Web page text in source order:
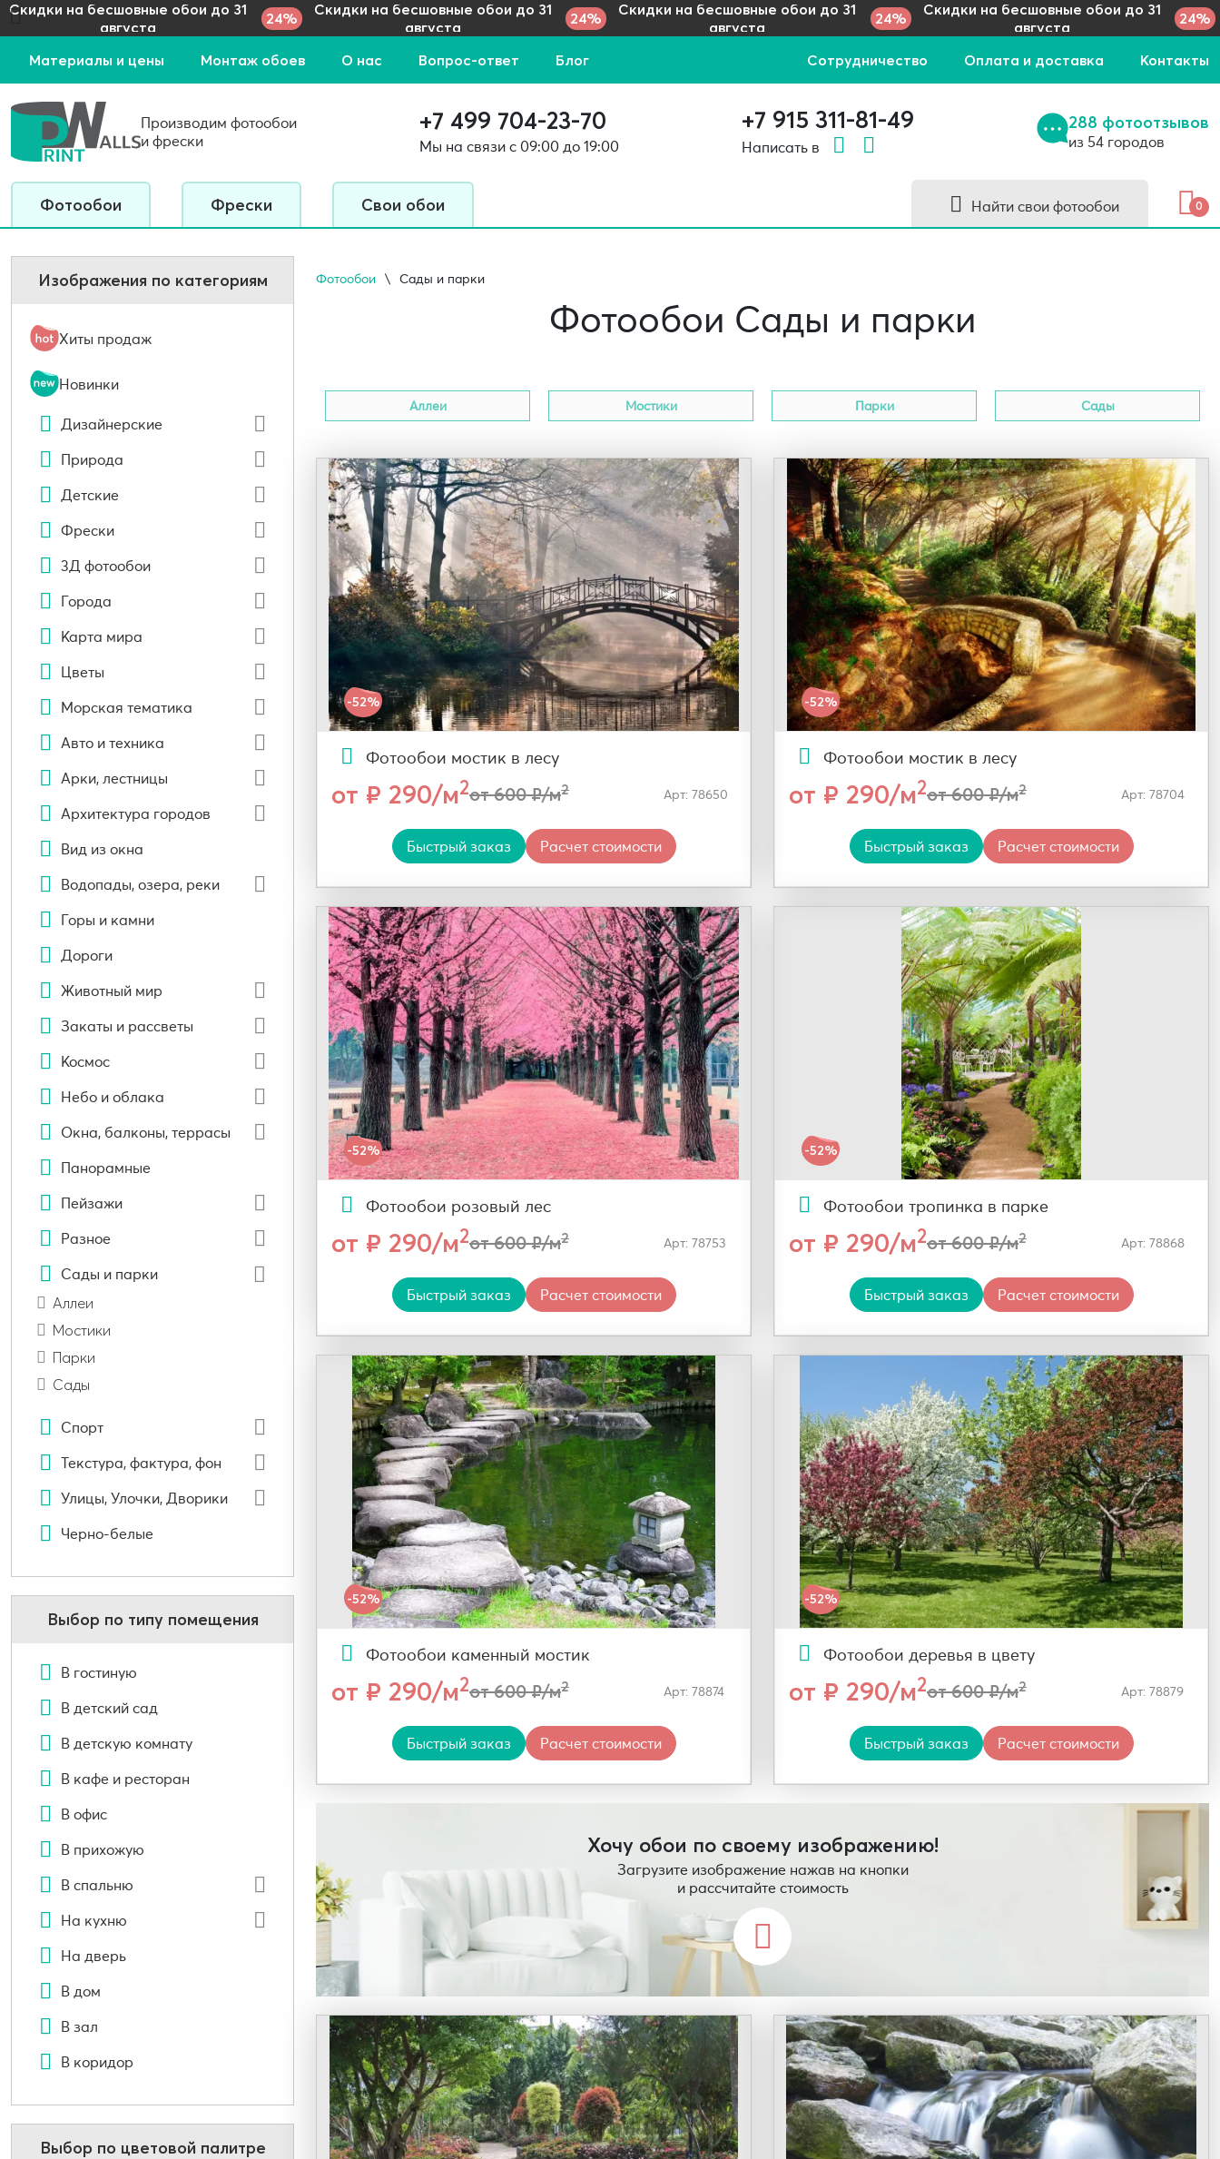
Скидки на бесшовные обои до 31
августа
24%
Скидки на бесшовные обои до 31
августа
24%
Скидки на бесшовные обои до 31
августа
24%
Скидки на бесшовные обои до 31
августа
24%
Материалы и цены Монтаж обоев О нас Вопрос-ответ Блог Сотрудничество Оплата и доставка Контакты
Производим фотообои
и фрески
+7 499 704-23-70
Мы на связи с 09:00 до 19:00
+7 915 311-81-49
Написать в
288 фотоотзывов
из 54 городов
Фотообои Фрески Свои обои Найти свои фотообои 0
Изображения по категориям
Хиты продаж
Новинки
Дизайнерские
Природа
Детские
Фрески
3Д фотообои
Города
Карта мира
Цветы
Морская тематика
Авто и техника
Арки, лестницы
Архитектура городов
Вид из окна
Водопады, озера, реки
Горы и камни
Дороги
Животный мир
Закаты и рассветы
Космос
Небо и облака
Окна, балконы, террасы
Панорамные
Пейзажи
Разное
Сады и парки
Аллеи
Мостики
Парки
Сады
Спорт
Текстура, фактура, фон
Улицы, Улочки, Дворики
Черно-белые
Выбор по типу помещения
В гостиную
В детский сад
В детскую комнату
В кафе и ресторан
В офис
В прихожую
В спальню
На кухню
На дверь
В дом
В зал
В коридор
Выбор по цветовой палитре
Фотообои Сады и парки
Фотообои Сады и парки
Аллеи Мостики Парки Сады
-52%
Фотообои мостик в лесу
от ₽ 290/м2от 600 ₽/м2 Арт: 78650
Быстрый заказ Расчет стоимости
-52%
Фотообои мостик в лесу
от ₽ 290/м2от 600 ₽/м2 Арт: 78704
Быстрый заказ Расчет стоимости
-52%
Фотообои розовый лес
от ₽ 290/м2от 600 ₽/м2 Арт: 78753
Быстрый заказ Расчет стоимости
-52%
Фотообои тропинка в парке
от ₽ 290/м2от 600 ₽/м2 Арт: 78868
Быстрый заказ Расчет стоимости
-52%
Фотообои каменный мостик
от ₽ 290/м2от 600 ₽/м2 Арт: 78874
Быстрый заказ Расчет стоимости
-52%
Фотообои деревья в цвету
от ₽ 290/м2от 600 ₽/м2 Арт: 78879
Быстрый заказ Расчет стоимости
Хочу обои по своему изображению!
Загрузите изображение нажав на кнопки
и рассчитайте стоимость